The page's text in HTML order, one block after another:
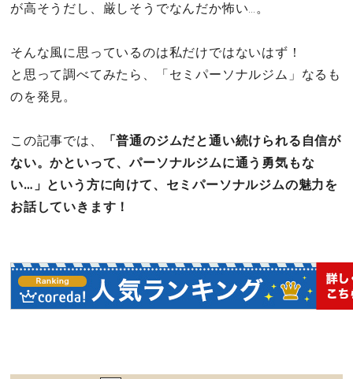
が高そうだし、厳しそうでなんだか怖い…。
そんな風に思っているのは私だけではないはず！
と思って調べてみたら、「セミパーソナルジム」なるも
のを発見。
この記事では、
「普通のジムだと通い続けられる自信が
ない。かといって、パーソナルジムに通う勇気もな
い…」という方に向けて、セミパーソナルジムの魅力を
お話していきます！